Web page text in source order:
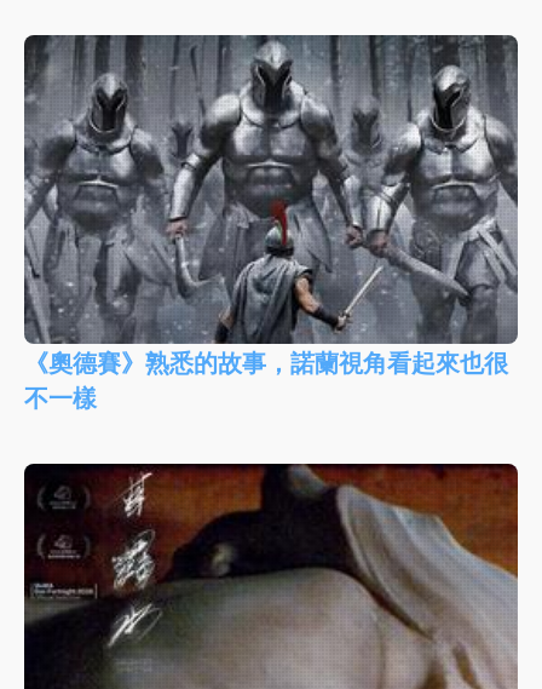
《奧德賽》熟悉的故事，諾蘭視角看起來也很
不一樣